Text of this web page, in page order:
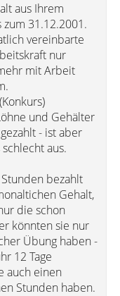
aus Ihrem
31.12.2001.
vereinbarte
nur
mit Arbeit
und Gehälter
- ist aber
aus.
bezahlt
Gehalt,
die schon
könnten sie nur
Übung haben -
12 Tage
auch einen
Stunden haben.